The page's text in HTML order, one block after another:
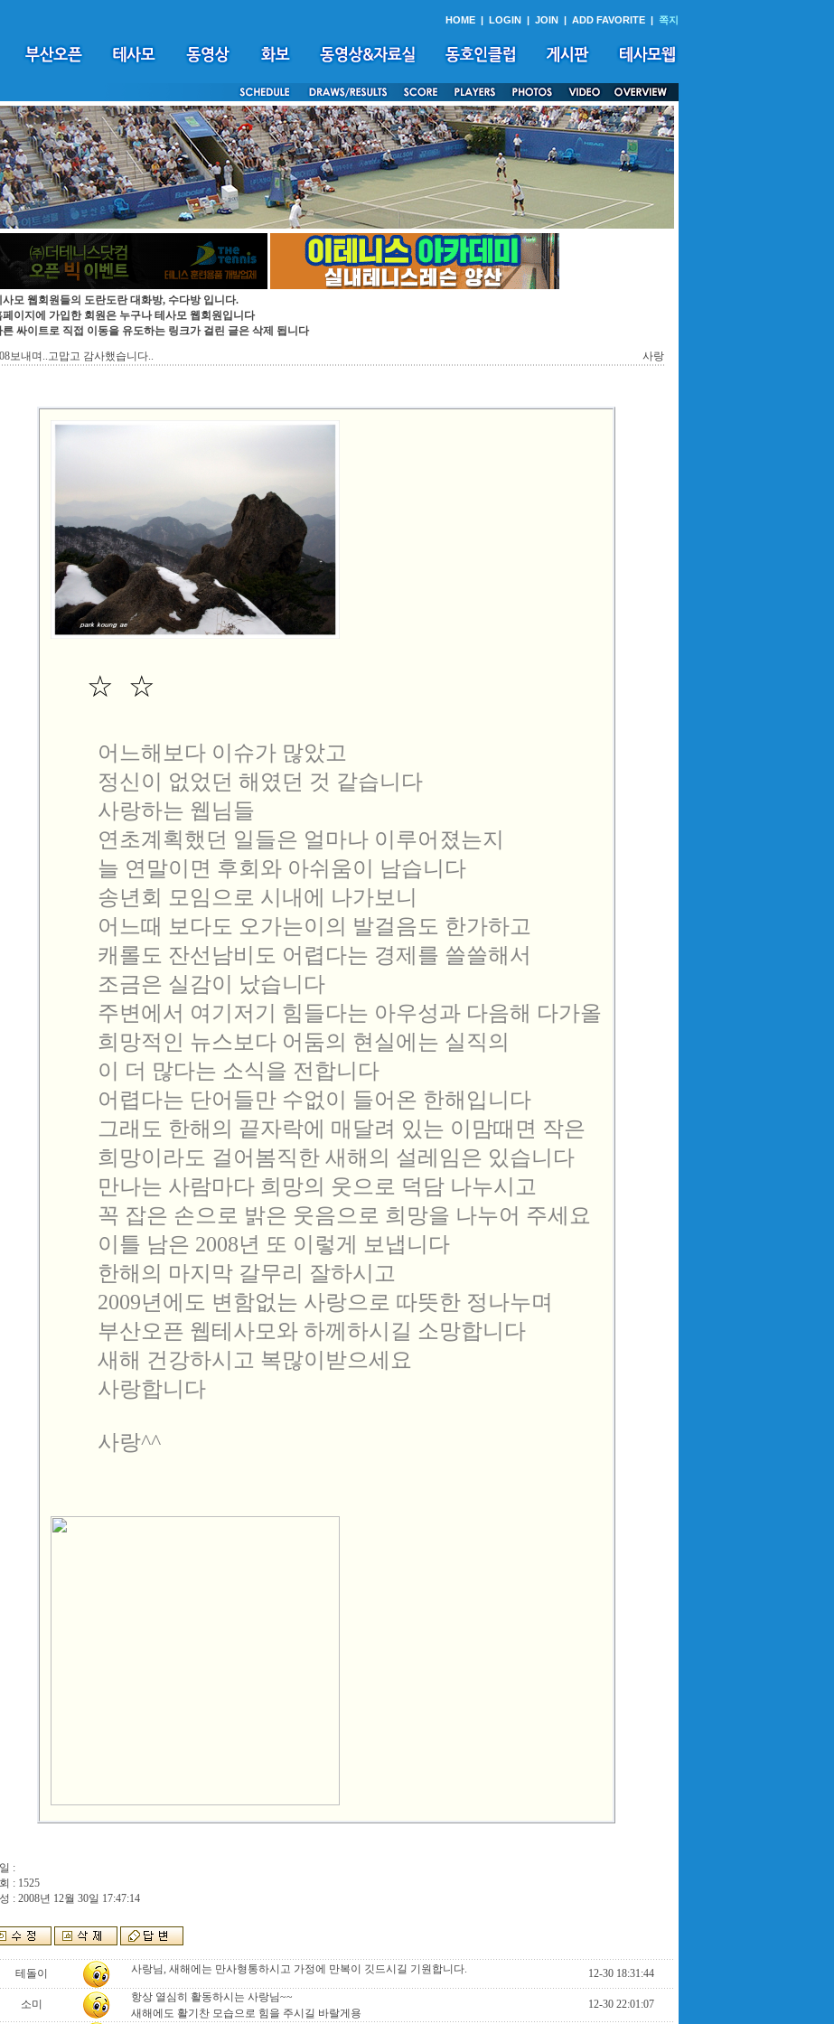
HOME | LOGIN | JOIN | ADD FAVORITE | 쪽지
모 웹회원들의 도란도란 대화방, 수다방 입니다.
이지에 가입한 회원은 누구나 테사모 웹회원입니다
싸이트로 직접 이동을 유도하는 링크가 걸린 글은 삭제 됩니다
보내며..고맙고 감사했습니다..
사랑
☆ ☆
  어느해보다 이슈가 많았고
  정신이 없었던 해였던 것 같습니다
  사랑하는 웹님들
  연초계획했던 일들은 얼마나 이루어졌는지
  늘 연말이면 후회와 아쉬움이 남습니다
  송년회 모임으로 시내에 나가보니
  어느때 보다도 오가는이의 발걸음도 한가하고
  캐롤도 잔선남비도 어렵다는 경제를 쓸쓸해서
  조금은 실감이 났습니다
  주변에서 여기저기 힘들다는 아우성과 다음해 다가올
  희망적인 뉴스보다 어둠의 현실에는 실직의
  이 더 많다는 소식을 전합니다
  어렵다는 단어들만 수없이 들어온 한해입니다
  그래도 한해의 끝자락에 매달려 있는 이맘때면 작은
  희망이라도 걸어봄직한 새해의 설레임은 있습니다
  만나는 사람마다 희망의 웃으로 덕담 나누시고
  꼭 잡은 손으로 밝은 웃음으로 희망을 나누어 주세요
  이틀 남은 2008년 또 이렇게 보냅니다
  한해의 마지막 갈무리 잘하시고
  2009년에도 변함없는 사랑으로 따뜻한 정나누며
  부산오픈 웹테사모와 하께하시길 소망합니다
  새해 건강하시고 복많이받으세요
  사랑합니다
  사랑^^
:
: 1525
: 2008년 12월 30일 17:47:14
테돌이 사랑님, 새해에는 만사형통하시고 가정에 만복이 깃드시길 기원합니다. 12-30 18:31:44
소미
항상 열심히 활동하시는 사랑님~~
새해에도 활기찬 모습으로 힘을 주시길 바랄게용
12-30 22:01:07